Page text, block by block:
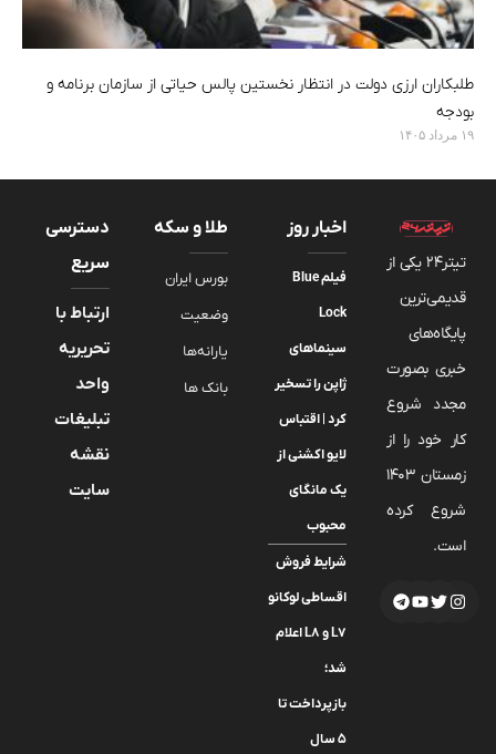
طلبکاران ارزی دولت در انتظار نخستین پالس حیاتی از سازمان برنامه و
بودجه
۱۹ مرداد ۱۴۰۵
تیتر24 یکی از
قدیمی‌ترین
پایگاه‌های
خبری بصورت
مجدد شروع
کار خود را از
زمستان 1403
شروع کرده
است.
اخبار روز
فیلم Blue
Lock
سینماهای
ژاپن را تسخیر
کرد | اقتباس
لایو اکشنی از
یک مانگای
محبوب
شرایط فروش
اقساطی لوکانو
L7 و L8 اعلام
شد؛
بازپرداخت تا
۵ سال
طلا و سکه
بورس ایران
وضعیت
یارانه‌ها
بانک ها
دسترسی
سریع
ارتباط با
تحریریه
واحد
تبلیغات
نقشه
سایت